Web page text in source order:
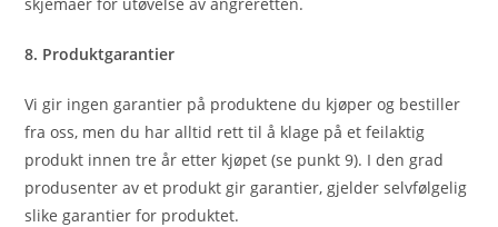
8. Produktgarantier
Vi gir ingen garantier på produktene du kjøper og bestiller
fra oss, men du har alltid rett til å klage på et feilaktig
produkt innen tre år etter kjøpet (se punkt ‎9). I den grad
produsenter av et produkt gir garantier, gjelder selvfølgelig
slike garantier for produktet.